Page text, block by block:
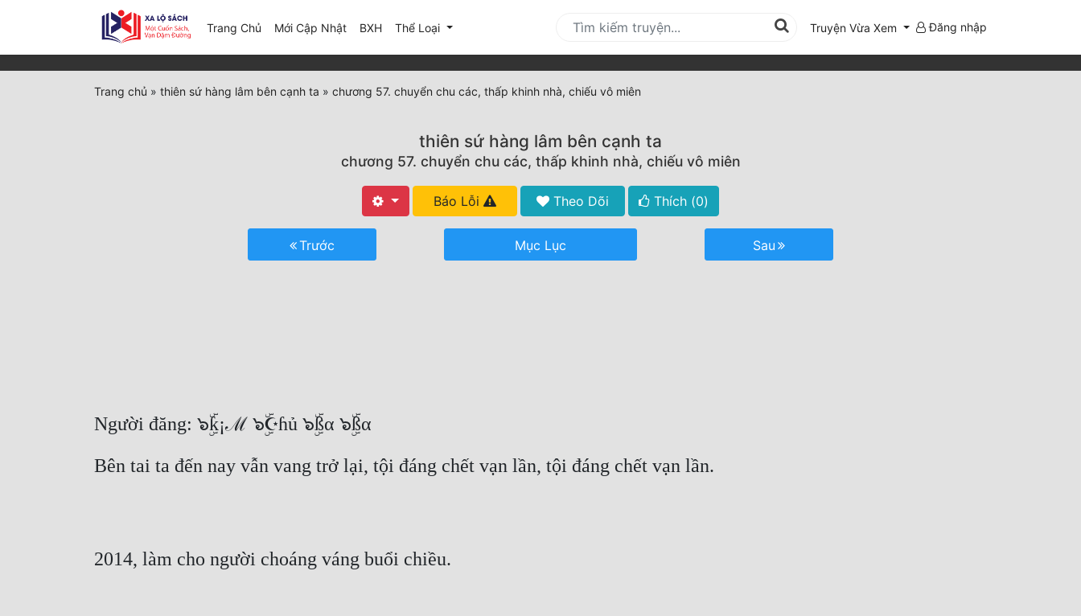
Trang Chủ Mới Cập Nhật(current)
BXH Thể Loại Truyện Vừa Xem Đăng nhập
Trang chủ » thiên sứ hàng lâm bên cạnh ta » chương 57. chuyển chu các, thấp khinh nhà, chiếu vô miên
thiên sứ hàng lâm bên cạnh ta
chương 57. chuyển chu các, thấp khinh nhà, chiếu vô miên
Báo Lỗi Theo Dõi Thích (0)
Trước Mục Lục Sau
Người đăng: ๖ۣۜƙ¡ℳ ๖ۣۜ☪ɦủ ๖ۣۜßα ๖ۣۜßα
Bên tai ta đến nay vẫn vang trở lại, tội đáng chết vạn lần, tội đáng chết vạn lần.
2014, làm cho người choáng váng buổi chiều.